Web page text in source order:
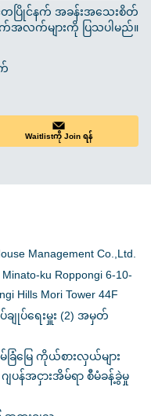
တပြိုင်နက် အခန်းအသေးစိတ်
အလက်များကို ပြသပါမည်။
Waitlistကို Join ရန်
Management Co.,Ltd.
ku Roppongi 6-10-
Hills Mori Tower 44F
ပ်ရေးမှူး (2) အမှတ်
မြေ ကိုယ်စားလှယ်များ
ပန်အငှားအိမ်ရာ စီမံခန့်ခွဲမှု